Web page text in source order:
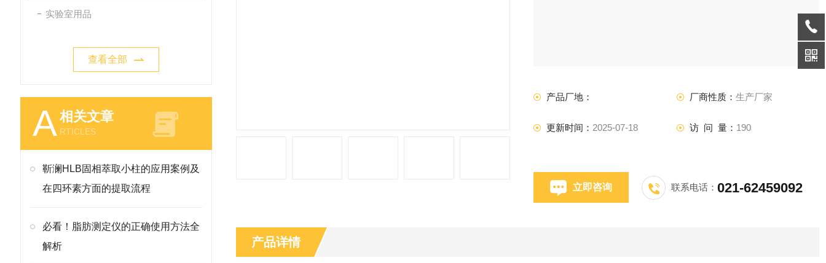
实验室用品
查看全部
A相关文章
RTICLES
靳澜HLB固相萃取小柱的应用案例及
在四环素方面的提取流程
必看！脂肪测定仪的正确使用方法全
解析
产品厂地： 厂商性质： 生产厂家
更新时间： 2025-07-18 访 问 量： 190
立即咨询 联系电话： 021-62459092
产品详情